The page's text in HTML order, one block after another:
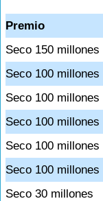
Premio
Seco 150 millones
Seco 100 millones
Seco 100 millones
Seco 100 millones
Seco 100 millones
Seco 100 millones
Seco 30 millones